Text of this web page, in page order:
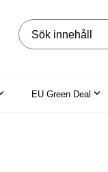
Sök på
EU Green Deal